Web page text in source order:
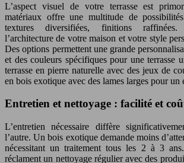
L’aspect visuel de votre terrasse est
matériaux offre une multitude de
textures diversifiées, finitions raffinées.
l’architecture de votre maison et votre style
Des options permettent une grande
et des couleurs spécifiques pour une terrasse
terrasse en pierre naturelle avec des jeux de
en bois exotique avec des lames larges pour un
Entretien et nettoyage : facilité et
L’entretien nécessaire diffère
l’autre. Un bois exotique demande moins
nécessitant un traitement tous les 2 à 3
réclament un nettoyage régulier avec des